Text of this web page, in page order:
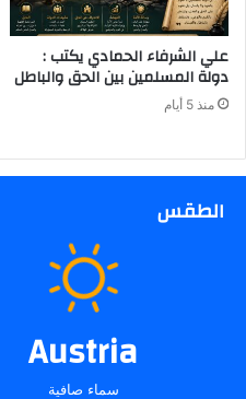
علي الشرفاء الحمادي يكتب :
دولة المسلمين بين الحق والباطل
منذ 5 أيام
الطقس
Austria
سماء صافية